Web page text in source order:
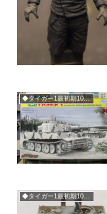
◆タイガー1最初期100号車
◆タイガー1最初期100号車